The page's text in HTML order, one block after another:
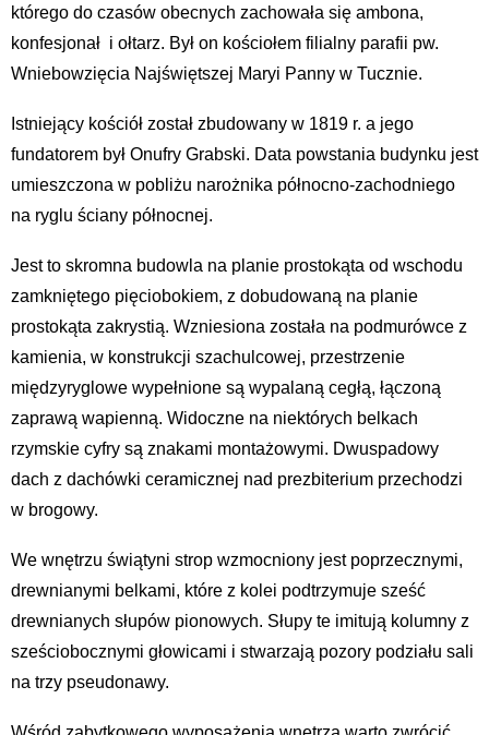
którego do czasów obecnych zachowała się ambona,
konfesjonał i ołtarz. Był on kościołem filialny parafii pw.
Wniebowzięcia Najświętszej Maryi Panny w Tucznie.
Istniejący kościół został zbudowany w 1819 r. a jego
fundatorem był Onufry Grabski. Data powstania budynku jest
umieszczona w pobliżu narożnika północno-zachodniego
na ryglu ściany północnej.
Jest to skromna budowla na planie prostokąta od wschodu
zamkniętego pięciobokiem, z dobudowaną na planie
prostokąta zakrystią. Wzniesiona została na podmurówce z
kamienia, w konstrukcji szachulcowej, przestrzenie
międzyryglowe wypełnione są wypalaną cegłą, łączoną
zaprawą wapienną. Widoczne na niektórych belkach
rzymskie cyfry są znakami montażowymi. Dwuspadowy
dach z dachówki ceramicznej nad prezbiterium przechodzi
w brogowy.
We wnętrzu świątyni strop wzmocniony jest poprzecznymi,
drewnianymi belkami, które z kolei podtrzymuje sześć
drewnianych słupów pionowych. Słupy te imitują kolumny z
sześciobocznymi głowicami i stwarzają pozory podziału sali
na trzy pseudonawy.